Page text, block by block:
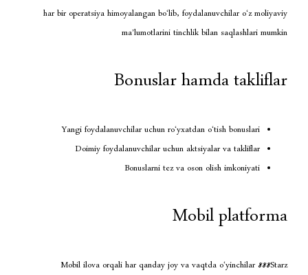
har bir operatsiya himoyalangan bo‘lib,
ma’lumotlarini tinchlik
Bonuslar
Yangi foydalanuvchilar uchun ro‘yxatdan
Doimiy foydalanuvchilar uchun
Bonuslarni tez va oson
Mobil ilova orqali har qanday joy va